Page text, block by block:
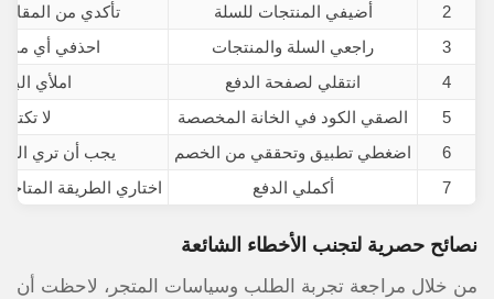
2
أضيفي المنتجات للسلة
تأكدي من
3
راجعي السلة والمنتجات
احذفي أي
4
انتقلي لصفحة الدفع
املأي
5
الصقي الكود في الخانة المخصصة
لا
6
اضغطي تطبيق وتحققي من الخصم
يجب أن تري
7
أكملي الدفع اختاري الطريقة
نصائح حصرية لتجنب الأخطاء الشائعة
من خلال مراجعة تجربة الطلب وسياسات المتجر، لاحظت أن